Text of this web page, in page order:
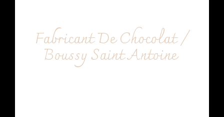
Fabricant De Chocolat /
Boussy Saint Antoine